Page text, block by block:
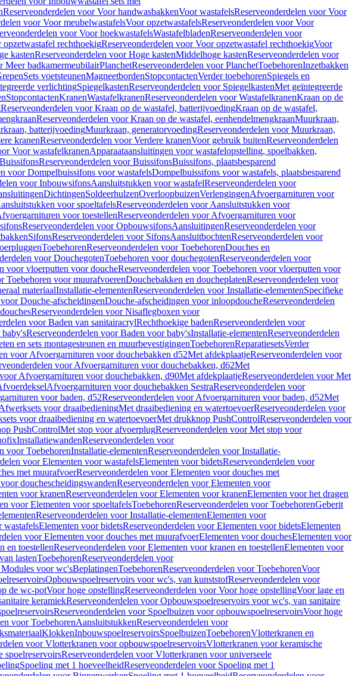
Reserveonderdelen voor Voor handwasbakkenVoor wastafelsReserveonderdelen voor Voor
voor Voor meubelwastafelsVoor opzetwastafelsReserveonderdelen voor Voor
voor Voor hoekwastafelsWastafelbladenReserveonderdelen voor
opzetwastafel rechthoekigReserveonderdelen voor Voor opzetwastafel rechthoekigVoor
kastenReserveonderdelen voor Hoge kastenMiddelhoge kastenReserveonderdelen voor
Meer badkamermeubilairPlanchetReserveonderdelen voor PlanchetToebehorenInzetbakken
Sets voetsteunenMagneetbordenStopcontactenVerder toebehorenSpiegels en
verlichtingSpiegelkastenReserveonderdelen voor SpiegelkastenMet geïntegreerde
StopcontactenKranenWastafelkranenReserveonderdelen voor WastafelkranenKraan op de
Reserveonderdelen voor Kraan op de wastafel, batterijvoedingKraan op de wastafel,
Reserveonderdelen voor Kraan op de wastafel, eenhendelmengkraanMuurkraan,
batterijvoedingMuurkraan, generatorvoedingReserveonderdelen voor Muurkraan,
kranenReserveonderdelen voor Verdere kranenVoor gebruik buitenReserveonderdelen
Voor wastafelkranenApparaataansluitingen voor wastafelopstelling, spoelbakken,
BuissifonsReserveonderdelen voor BuissifonsBuissifons, plaatsbesparend
voor Dompelbuissifons voor wastafelsDompelbuissifons voor wastafels, plaatsbesparend
voor InbouwsifonsAansluitstukken voor wastafelReserveonderdelen voor
DichtingenSoldeerhulzenOverloopbuizenVerlengingenAfvoergarnituren voor
voor spoeltafelsReserveonderdelen voor Aansluitstukken voor
voor toestellenReserveonderdelen voor Afvoergarnituren voor
Reserveonderdelen voor OpbouwsifonsAansluitingenReserveonderdelen voor
SifonsReserveonderdelen voor SifonsAansluitbochtenReserveonderdelen voor
ToebehorenReserveonderdelen voor ToebehorenDouches en
voor DouchegotenToebehoren voor douchegotenReserveonderdelen voor
voor vloerputten voor doucheReserveonderdelen voor Toebehoren voor vloerputten voor
Toebehoren voor muurafvoerenDouchebakken en doucheplatenReserveonderdelen voor
materiaalInstallatie-elementenReserveonderdelen voor Installatie-elementenSpecifieke
Douche-afscheidingenDouche-afscheidingen voor inloopdoucheReserveonderdelen
Reserveonderdelen voor Nisaflegboxen voor
voor Baden van sanitairacrylRechthoekige badenReserveonderdelen voor
Reserveonderdelen voor Baden voor baby'sInstallatie-elementenReserveonderdelen
en sets montagesteunen en muurbevestigingenToebehorenReparatiesetsVerder
voor Afvoergarnituren voor douchebakken d52Met afdekplaatjeReserveonderdelen voor
voor Afvoergarnituren voor douchebakken, d62Met
Afvoergarnituren voor douchebakken, d90Met afdekplaatjeReserveonderdelen voor Met
Afvoergarnituren voor douchebakken SestraReserveonderdelen voor
voor baden, d52Reserveonderdelen voor Afvoergarnituren voor baden, d52Met
voor draaibedieningMet draaibediening en watertoevoerReserveonderdelen voor
voor draaibediening en watertoevoerMet drukknop PushControlReserveonderdelen voor
PushControlMet stop voor afvoerplugReserveonderdelen voor Met stop voor
InstallatiewandenReserveonderdelen voor
voor ToebehorenInstallatie-elementenReserveonderdelen voor Installatie-
voor Elementen voor wastafelsElementen voor bidetsReserveonderdelen voor
met muurafvoerReserveonderdelen voor Elementen voor douches met
douchescheidingswandenReserveonderdelen voor Elementen voor
voor kranenReserveonderdelen voor Elementen voor kranenElementen voor het dragen
voor Elementen voor spoeltafelsToebehorenReserveonderdelen voor ToebehorenGeberit
Reserveonderdelen voor Installatie-elementenElementen voor
wastafelsElementen voor bidetsReserveonderdelen voor Elementen voor bidetsElementen
voor Elementen voor douches met muurafvoerElementen voor douchesElementen voor
en toestellenReserveonderdelen voor Elementen voor kranen en toestellenElementen voor
lastenToebehorenReserveonderdelen voor
voor wc'sBeplatingenToebehorenReserveonderdelen voor ToebehorenVoor
Opbouwspoelreservoirs voor wc's, van kunststofReserveonderdelen voor
de wc-potVoor hoge opstellingReserveonderdelen voor Voor hoge opstellingVoor lage en
keramiekReserveonderdelen voor Opbouwspoelreservoirs voor wc's, van sanitaire
Reserveonderdelen voor Spoelbuizen voor opbouwspoelreservoirsVoor hoge
voor ToebehorenAansluitstukkenReserveonderdelen voor
KlokkenInbouwspoelreservoirsSpoelbuizenToebehorenVlotterkranen en
voor Vlotterkranen voor opbouwspoelreservoirsVlotterkranen voor keramische
spoelreservoirsReserveonderdelen voor Vlotterkranen voor universeele
Spoeling met 1 hoeveelheidReserveonderdelen voor Spoeling met 1